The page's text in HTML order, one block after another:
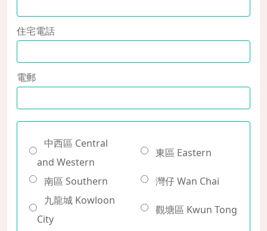
住宅電話
電郵
中西區 Central
and Western
東區 Eastern
南區 Southern
灣仔 Wan Chai
九龍城 Kowloon
City
觀塘區 Kwun Tong